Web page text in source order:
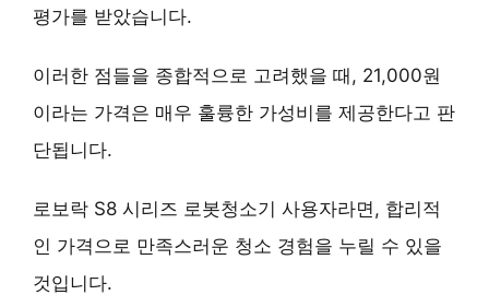
평가를 받았습니다.
이러한 점들을 종합적으로 고려했을 때, 21,000원
이라는 가격은 매우 훌륭한 가성비를 제공한다고 판
단됩니다.
로보락 S8 시리즈 로봇청소기 사용자라면, 합리적
인 가격으로 만족스러운 청소 경험을 누릴 수 있을
것입니다.